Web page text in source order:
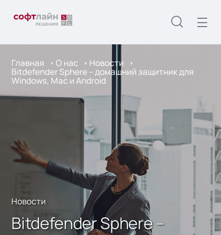
Главная О нас Новости
Bitdefender Sphere – домашний защитник для
Windows, Mac и Android
Новости
Bitdefender Sphere –